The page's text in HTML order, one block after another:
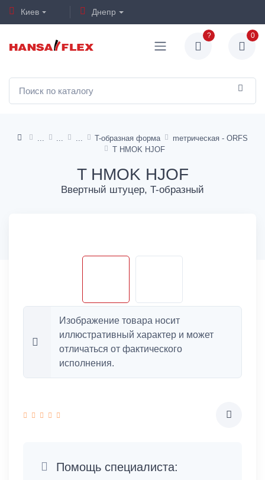
Киев Днепр
? 0
T-образная форма
mетрическая - ORFS
T HMOK HJOF
T HMOK HJOF
Ввертный штуцер, T-образный
Изображение товара носит
иллюстративный характер и может
отличаться от фактического
исполнения.
Помощь специалиста: